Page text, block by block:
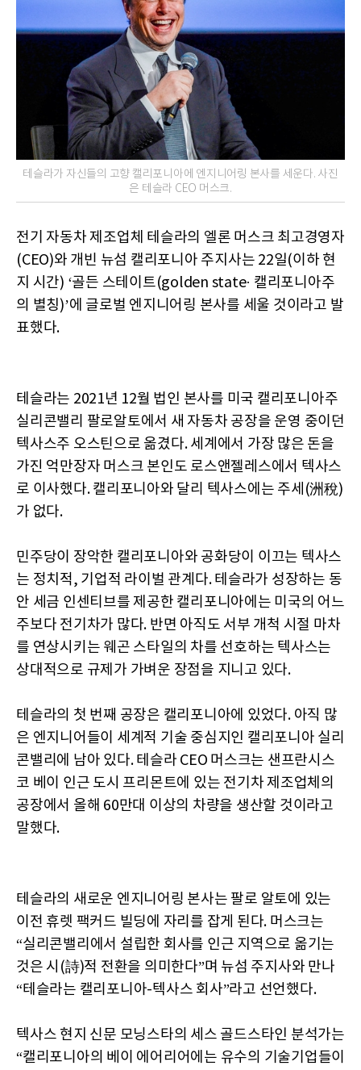
테슬라가 자신들의 고향 캘리포니아에 엔지니어링 본사를 세운다. 사진
은 테슬라 CEO 머스크.
전기 자동차 제조업체 테슬라의 엘론 머스크 최고경영자
(CEO)와 개빈 뉴섬 캘리포니아 주지사는 22일(이하 현
지 시간) ‘골든 스테이트(golden state· 캘리포니아주
의 별칭)’에 글로벌 엔지니어링 본사를 세울 것이라고 발
표했다.
테슬라는 2021년 12월 법인 본사를 미국 캘리포니아주
실리콘밸리 팔로알토에서 새 자동차 공장을 운영 중이던
텍사스주 오스틴으로 옮겼다. 세계에서 가장 많은 돈을
가진 억만장자 머스크 본인도 로스앤젤레스에서 텍사스
로 이사했다. 캘리포니아와 달리 텍사스에는 주세(洲稅)
가 없다.
민주당이 장악한 캘리포니아와 공화당이 이끄는 텍사스
는 정치적, 기업적 라이벌 관계다. 테슬라가 성장하는 동
안 세금 인센티브를 제공한 캘리포니아에는 미국의 어느
주보다 전기차가 많다. 반면 아직도 서부 개척 시절 마차
를 연상시키는 웨곤 스타일의 차를 선호하는 텍사스는
상대적으로 규제가 가벼운 장점을 지니고 있다.
테슬라의 첫 번째 공장은 캘리포니아에 있었다. 아직 많
은 엔지니어들이 세계적 기술 중심지인 캘리포니아 실리
콘밸리에 남아 있다. 테슬라 CEO 머스크는 샌프란시스
코 베이 인근 도시 프리몬트에 있는 전기차 제조업체의
공장에서 올해 60만대 이상의 차량을 생산할 것이라고
말했다.
테슬라의 새로운 엔지니어링 본사는 팔로 알토에 있는
이전 휴렛 팩커드 빌딩에 자리를 잡게 된다. 머스크는
“실리콘밸리에서 설립한 회사를 인근 지역으로 옮기는
것은 시(詩)적 전환을 의미한다”며 뉴섬 주지사와 만나
“테슬라는 캘리포니아-텍사스 회사”라고 선언했다.
텍사스 현지 신문 모닝스타의 세스 골드스타인 분석가는
“캘리포니아의 베이 에어리어에는 유수의 기술기업들이